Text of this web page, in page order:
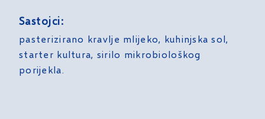
Sastojci:
pasterizirano kravlje mlijeko, kuhinjska sol,
starter kultura, sirilo mikrobiološkog
porijekla.